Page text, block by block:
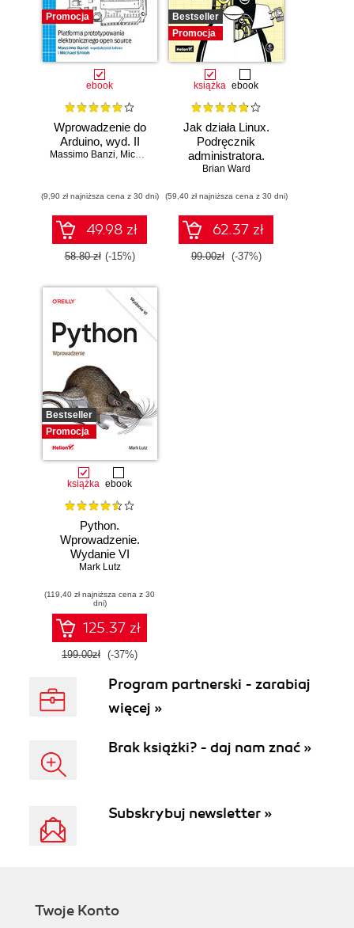
Promocja
ebook
Wprowadzenie do
Arduino, wyd. II
Massimo Banzi, Michael Shiloh
(9,90 zł najniższa cena z 30 dni)
49.98 zł
58.80 zł (-15%)
Bestseller
Promocja
książka ebook
Jak działa Linux.
Podręcznik
administratora.
Wydanie III
Brian Ward
(59,40 zł najniższa cena z 30 dni)
62.37 zł
99.00zł (-37%)
Bestseller
Promocja
książka ebook
Python.
Wprowadzenie.
Wydanie VI
Mark Lutz
(119,40 zł najniższa cena z 30
dni)
125.37 zł
199.00zł (-37%)
Program partnerski - zarabiaj
więcej »
Brak książki? - daj nam znać »
Subskrybuj newsletter »
Twoje Konto